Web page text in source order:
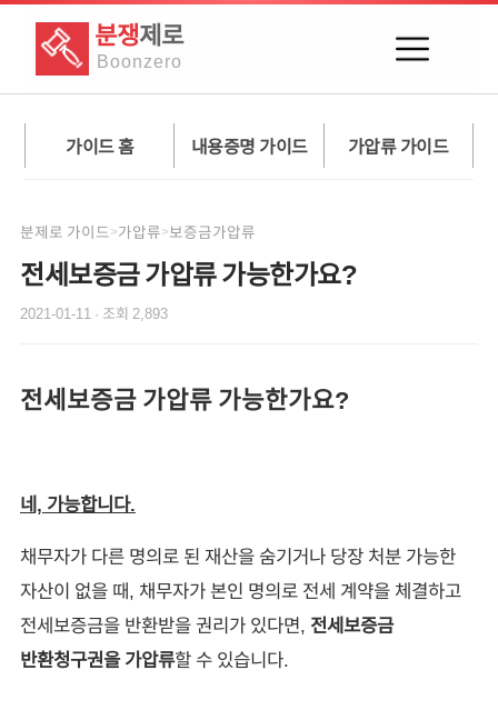
분쟁제로
Boonzero
가이드 홈 내용증명 가이드 가압류 가이드
분제로 가이드>가압류>보증금가압류
전세보증금 가압류 가능한가요?
2021-01-11 · 조회 2,893
전세보증금 가압류 가능한가요?
네, 가능합니다.
채무자가 다른 명의로 된 재산을 숨기거나 당장 처분 가능한
자산이 없을 때, 채무자가 본인 명의로 전세 계약을 체결하고
전세보증금을 반환받을 권리가 있다면, 전세보증금
반환청구권을 가압류할 수 있습니다.